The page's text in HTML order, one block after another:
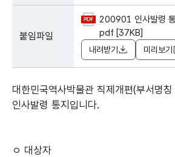
붙임파일
200901 인사발령
pdf [37KB]
내려받기 미리보기
대한민국역사박물관 직제개편(부서명
인사발령 통지입니다.
ㅇ 대상자